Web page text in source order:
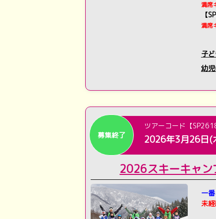
満席
【
満席
子
幼
募集終了
ツアーコード【
2026年3月26日(
2026スキーキャ
一
未